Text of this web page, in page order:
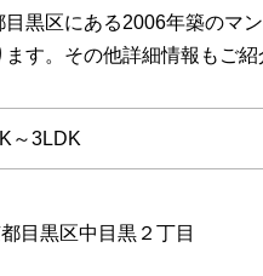
黒区にある2006年築のマ
す。その他詳細情報もご紹
～3LDK
目黒区中目黒２丁目